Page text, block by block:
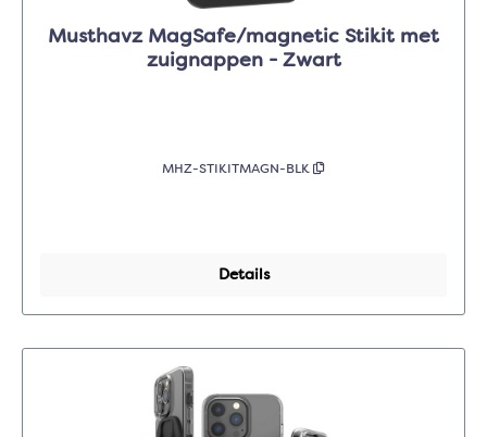
Musthavz MagSafe/magnetic Stikit met
zuignappen - Zwart
MHZ-STIKITMAGN-BLK
Details